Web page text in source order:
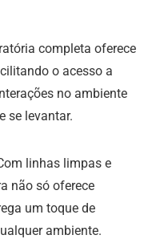
completa oferece
o acesso a
no ambiente
se levantar.
linhas limpas e
não só oferece
um toque de
ambiente.